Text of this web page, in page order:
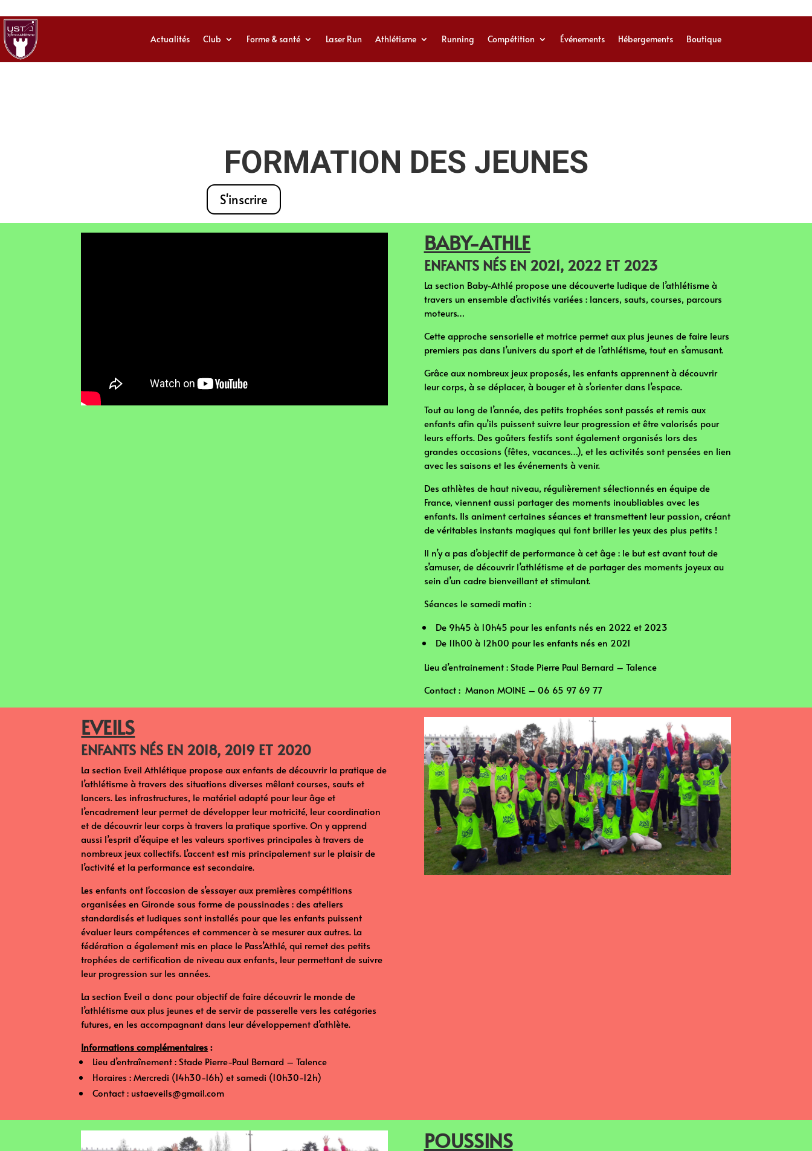
Actualités Club Forme & santé Laser Run Athlétisme Running Compétition Événements Hébergements Boutique
FORMATION DES JEUNES
S'inscrire
BABY-ATHLE
ENFANTS NÉS EN 2021, 2022 ET 2023
La section Baby-Athlé propose une découverte ludique de l’athlétisme à
travers un ensemble d’activités variées : lancers, sauts, courses, parcours
moteurs…
Cette approche sensorielle et motrice permet aux plus jeunes de faire leurs
premiers pas dans l’univers du sport et de l’athlétisme, tout en s’amusant.
Grâce aux nombreux jeux proposés, les enfants apprennent à découvrir
leur corps, à se déplacer, à bouger et à s’orienter dans l’espace.
Tout au long de l’année, des petits trophées sont passés et remis aux
enfants afin qu’ils puissent suivre leur progression et être valorisés pour
leurs efforts. Des goûters festifs sont également organisés lors des
grandes occasions (fêtes, vacances…), et les activités sont pensées en lien
avec les saisons et les événements à venir.
Des athlètes de haut niveau, régulièrement sélectionnés en équipe de
France, viennent aussi partager des moments inoubliables avec les
enfants. Ils animent certaines séances et transmettent leur passion, créant
de véritables instants magiques qui font briller les yeux des plus petits !
Il n’y a pas d’objectif de performance à cet âge : le but est avant tout de
s’amuser, de découvrir l’athlétisme et de partager des moments joyeux au
sein d’un cadre bienveillant et stimulant.
Séances le samedi matin :
⁠ ⁠De 9h45 à 10h45 pour les enfants nés en 2022 et 2023
⁠ ⁠De 11h00 à 12h00 pour les enfants nés en 2021
Lieu d’entrainement : Stade Pierre Paul Bernard – Talence
Contact : Manon MOINE – 06 65 97 69 77
EVEILS
ENFANTS NÉS EN 2018, 2019 ET 2020
La section Eveil Athlétique propose aux enfants de découvrir la pratique de
l’athlétisme à travers des situations diverses mêlant courses, sauts et
lancers. Les infrastructures, le matériel adapté pour leur âge et
l’encadrement leur permet de développer leur motricité, leur coordination
et de découvrir leur corps à travers la pratique sportive. On y apprend
aussi l’esprit d’équipe et les valeurs sportives principales à travers de
nombreux jeux collectifs. L’accent est mis principalement sur le plaisir de
l’activité et la performance est secondaire.
Les enfants ont l'occasion de s’essayer aux premières compétitions
organisées en Gironde sous forme de poussinades : des ateliers
standardisés et ludiques sont installés pour que les enfants puissent
évaluer leurs compétences et commencer à se mesurer aux autres. La
fédération a également mis en place le Pass’Athlé, qui remet des petits
trophées de certification de niveau aux enfants, leur permettant de suivre
leur progression sur les années.
La section Eveil a donc pour objectif de faire découvrir le monde de
l’athlétisme aux plus jeunes et de servir de passerelle vers les catégories
futures, en les accompagnant dans leur développement d’athlète.
Informations complémentaires:
⁠ ⁠Lieu d’entraînement : Stade Pierre-Paul Bernard – Talence
⁠ ⁠Horaires : Mercredi (14h30-16h) et samedi (10h30-12h)
⁠ ⁠Contact : ustaeveils@gmail.com
POUSSINS